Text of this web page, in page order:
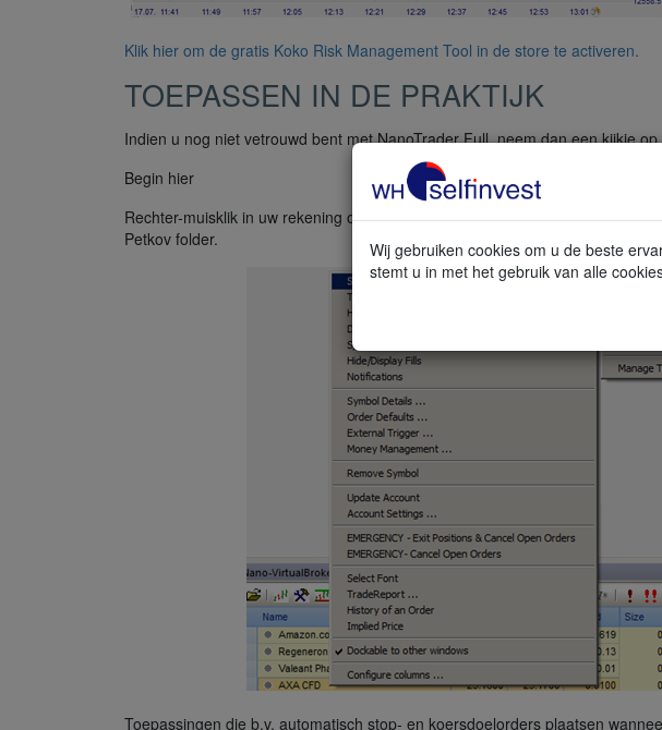
Klik hier om de gratis Koko Risk Management Tool in de store te activeren.
TOEPASSEN IN DE PRAKTIJK
Indien u nog niet vetrouwd bent met NanoTrader Full, neem dan een kijkje
Begin hier
Rechter-muisklik in uw rekening op het instrument dat u wenst te
Petkov folder.
Toepassingen die b.v. automatisch stop- en koersdoelorders plaatsen
Wij gebruiken cookies om u de beste
stemt u in met het gebruik van alle